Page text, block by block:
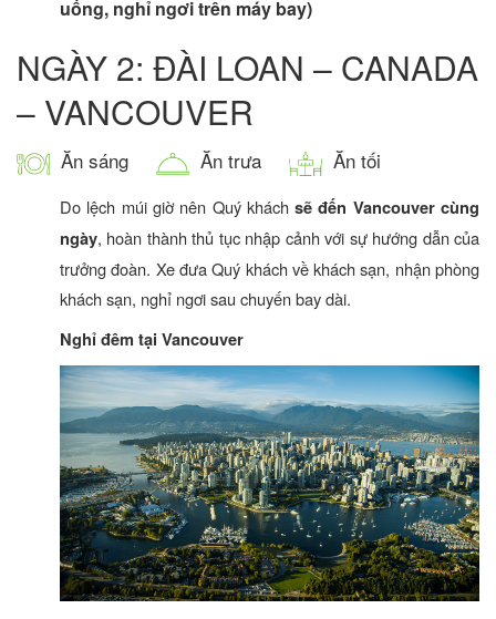
uống, nghỉ ngơi trên máy bay)
NGÀY 2: ĐÀI LOAN – CANADA
– VANCOUVER
Ăn sáng Ăn trưa Ăn tối
Do lệch múi giờ nên Quý kháchsẽ đến Vancouver cùng
ngày, hoàn thành thủ tục nhập cảnhvới sự hướng dẫn của
trưởng đoàn. Xe đưa Quý khách về khách sạn, nhận phòng
khách sạn, nghỉ ngơi sau chuyến bay dài.
Nghỉ đêm tại Vancouver